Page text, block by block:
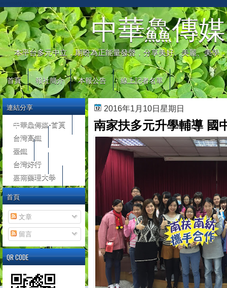
中華鱻傳媒
本平台多元中立，期盼為正能量發聲，分享美好、美麗、美學
首頁 報社簡介 本報公告 線上記者名單
2016年1月10日星期日
南家扶多元升學輔導 國
連結分享
中華鱻傳媒-首頁
台灣高鐵
臺鐵
台灣好行
嘉南藥理大學
首頁
文章
留言
QR CODE